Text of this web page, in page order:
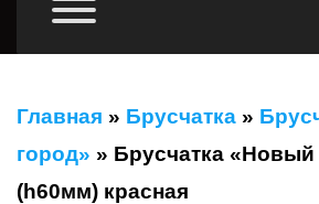
Главная » Брусчатка »
город» » Брусчатка «Новый
(h60мм) красная